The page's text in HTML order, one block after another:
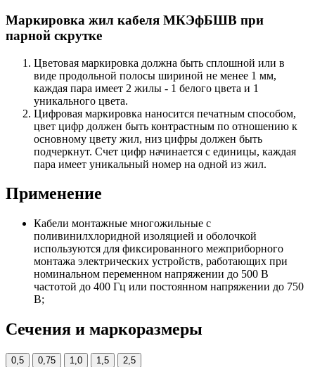
Маркировка жил кабеля МКЭфБШВ при
парной скрутке
Цветовая маркировка должна быть сплошной или в
виде продольной полосы шириной не менее 1 мм,
каждая пара имеет 2 жилы - 1 белого цвета и 1
уникального цвета.
Цифровая маркировка наносится печатным способом,
цвет цифр должен быть контрастным по отношению к
основному цвету жил, низ цифры должен быть
подчеркнут. Счет цифр начинается с единицы, каждая
пара имеет уникальный номер на одной из жил.
Применение
Кабели монтажные многожильные с
поливинилхлоридной изоляцией и оболочкой
используются для фиксированного межприборного
монтажа электрических устройств, работающих при
номинальном переменном напряжении до 500 В
частотой до 400 Гц или постоянном напряжении до 750
В;
Сечения и маркоразмеры
0,5 0,75 1,0 1,5 2,5